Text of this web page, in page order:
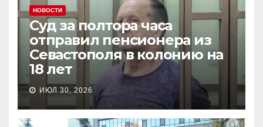
НОВОСТИ
Суд за полтора часа
отправил пенсионера из
Севастополя в колонию на
18 лет
ИЮЛ 30, 2026